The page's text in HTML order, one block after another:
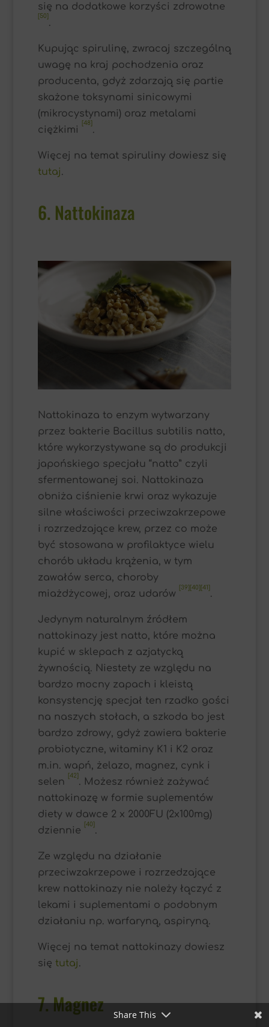
się na dodatkowe korzyści zdrowotne
[50]
.
Kupując spirulinę, zwracaj szczególną
uwagę na kraj pochodzenia oraz
producenta, gdyż zdarzają się partie
skażone toksynami sinicowymi
(mikrocystynami) oraz metalami
ciężkimi
[48]
.
Więcej na temat spiruliny dowiesz się
tutaj.
6. Nattokinaza
Nattokinaza to enzym wytwarzany
przez bakterie Bacillus subtilis natto,
które wykorzystywane są do produkcji
japońskiego specjału “natto” czyli
sfermentowanej soi. Nattokinaza
obniża ciśnienie krwi oraz wykazuje
silne właściwości przeciwzakrzepowe
i rozrzedzające krew, przez co może
być stosowana w profilaktyce wielu
chorób układu krążenia, w tym
zawałów serca, choroby
miażdżycowej, oraz udarów
[39][40][41]
.
Jedynym naturalnym źródłem
nattokinazy jest natto, które można
kupić w sklepach z azjatycką
żywnością. Niestety ze względu na
bardzo mocny zapach i kleistą
konsystencję specjał ten rzadko gości
na naszych stołach, a szkoda bo jest
bardzo zdrowy, gdyż zawiera bakterie
probiotyczne, witaminy K1 i K2 oraz
m.in. wapń, żelazo, magnez, cynk i
selen
[42]
. Możesz również zażywać
nattokinazę w formie suplementów
diety w dawce 2 x 2000FU (2x100mg)
dziennie
[40]
.
Ze względu na działanie
przeciwzakrzepowe i rozrzedzające
krew nattokinazy nie należy łączyć z
lekami i suplementami o podobnym
działaniu np. warfaryną, aspiryną.
Więcej na temat nattokinazy dowiesz
się tutaj.
7. Magnez Share This
Facebook